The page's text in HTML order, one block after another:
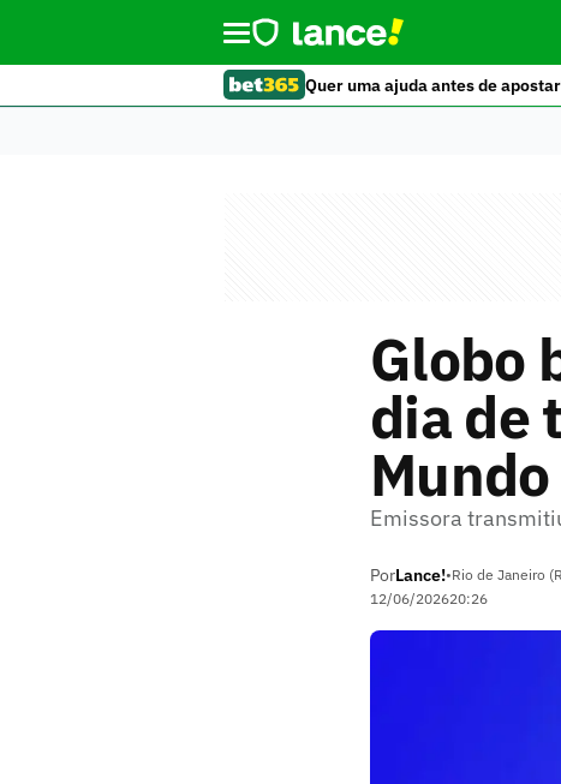
Quer uma ajuda antes de
Globo
dia de
Mundo
Emissora
PorLance!•Rio de Janeiro
12/06/202620:26